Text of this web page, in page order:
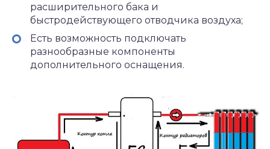
расширительного бака и
быстродействующего отводчика воздуха;
Есть возможность подключать
разнообразные компоненты
дополнительного оснащения.